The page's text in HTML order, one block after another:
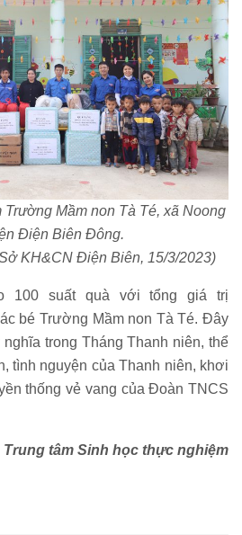
Trường Mầm non Tà Té, xã Noong
Điện Biên Đông.
KH&CN Điện Biên, 15/3/2023)
100 suất quà với tổng giá trị
bé Trường Mầm non Tà Té. Đây
nghĩa trong Tháng Thanh niên, thể
tình nguyện của Thanh niên, khơi
thống vẻ vang của Đoàn TNCS
tâm Sinh học thực nghiệm